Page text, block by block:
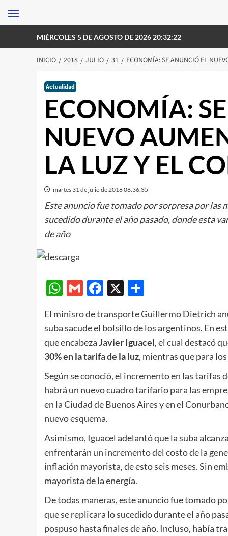
MIÉRCOLES 5 DE AGOSTO DE 2026 20:32:22
INICIO 2018 JULIO 31 ECONOMÍA: SE ANUNCIÓ EL
Actualidad
ECONOMÍA:
NUEVO
LA LUZ Y EL
martes 31 de julio de 2018 06:36:35
Este anuncio fue tomado por sorpresa por las
sucedido durante el año pasado, donde esta
de año
WhatsApp
GmailFacebook
X
El minisro de transporte Guillermo Dietrich
suba sacude el bolsillo de los argentinos. En
que encabezaJavier Iguacel, el cual destacó
30% en la tarifa de la luz, mientras que para
Según se conoció, el incremento en las tarifas
habrá un nuevo cuadro tarifario para las
en la Ciudad de Buenos Aires y en el
nuevo esquema.
Asimismo, Iguacel adelantó que la suba
enfrentarán un incremento del costo de la
inflación mayorista, de esto seis meses. Sin
mayorista de la energía.
De todas maneras, este anuncio fue tomado
que se replicara lo sucedido durante el año
pospuso hasta finales de año. Incluso, había